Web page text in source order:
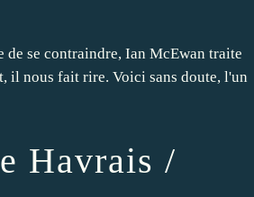
de se contraindre, Ian McEwan traite
il nous fait rire. Voici sans doute, l'un
Havrais /